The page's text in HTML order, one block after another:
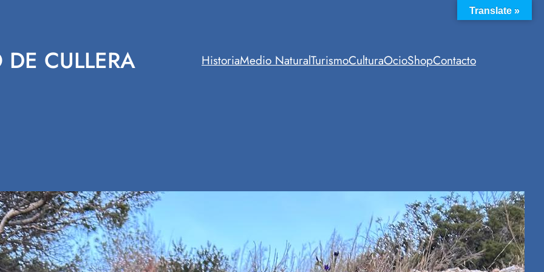
DE CULLERA HistoriaMedio NaturalTurismoCulturaOcioShopContacto
Translate »